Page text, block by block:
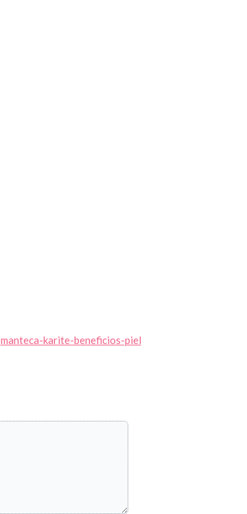
manteca-karite-beneficios-piel